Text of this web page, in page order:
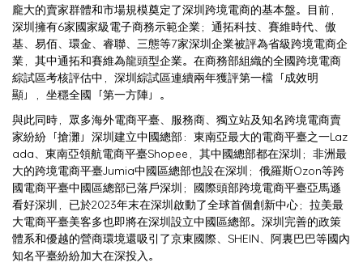
龐大的賣家群體和市場規模奠定了深圳跨境電商的基本盤。目前，
深圳擁有6家國家級電子商務示範企業；通拓科技、賽維時代、傲
基、易佰、環金、睿聯、三態等7家深圳企業被評為省級跨境電商企
業，其中通拓和賽維為龍頭型企業。在商務部組織的全國跨境電商
綜試區考核評估中，深圳綜試區連續兩年獲評第一檔「成效明
顯」，坐穩全國「第一方陣」。
與此同時，眾多海外電商平臺、服務商、獨立站及知名跨境電商賣
家紛紛「搶灘」深圳建立中國總部：東南亞最大的電商平臺之一Laz
ada、東南亞領航電商平臺Shopee，其中國總部都在深圳；非洲最
大的跨境電商平臺Jumia中國區總部也設在深圳；俄羅斯Ozon等跨
國電商平臺中國區總部已落戶深圳；國際頭部跨境電商平臺亞馬遜
看好深圳，已於2023年末在深圳啟動了全球首個創新中心；拉美最
大電商平臺美客多也即將在深圳設立中國區總部。深圳完善的政策
體系和優越的營商環境還吸引了京東國際、SHEIN、阿裏巴巴等國內
知名平臺紛紛加大在深投入。